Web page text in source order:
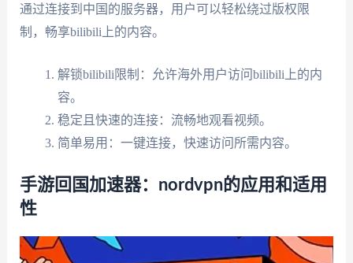
通过连接到中国的服务器，用户可以轻松绕过版权限
制，畅享bilibili上的内容。
解锁bilibili限制：允许海外用户访问bilibili上的内
容。
稳定且快速的连接：流畅地观看视频。
简单易用：一键连接，快速访问所需内容。
手游回国加速器：nordvpn的应用和适用
性